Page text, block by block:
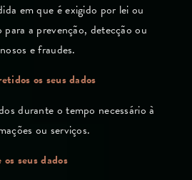
em que é exigido por lei ou
a prevenção, detecção ou
e fraudes.
os seus dados
durante o tempo necessário à
ou serviços.
seus dados